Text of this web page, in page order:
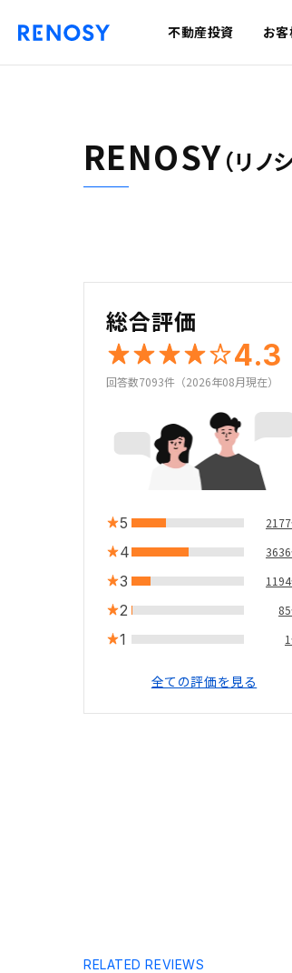
不動産投資 お
RENOSY（リノ
総合評価
4.3
回答数7093件（2026年08月現在）
5
4
3
2
1
全ての評価を見る
RELATED REVIEWS